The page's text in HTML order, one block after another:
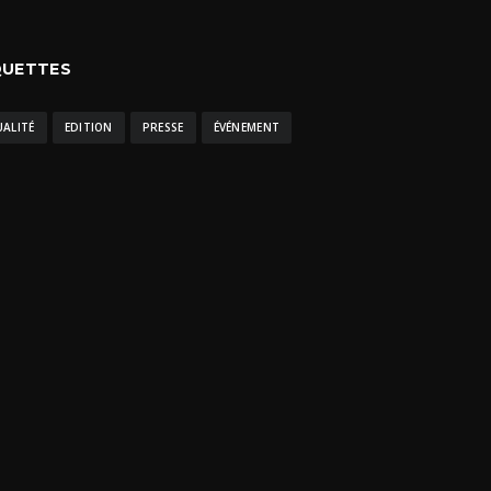
EDITION PRESSE ÉVÉNEMENT